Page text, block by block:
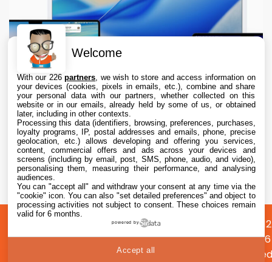
macOS 26.6.1 est disponible, avec macOS
15.7.9 et macOS 14.8.9
6 Aug. 2026 • 19:55
propos
Préférences
cookies
Confidentialité
©
2026
Welcome
With our 226partners , we wish to store and access information on
your devices (cookies, pixels in emails, etc.), combine and share
your personal data with our partners, whether collected on this
website or in our emails, already held by some of us, or obtained
later, including in other contexts.
Processing this data (identifiers, browsing, preferences, purchases,
loyalty programs, IP, postal addresses and emails, phone, precise
geolocation, etc.) allows developing and offering you services,
content, commercial offers and ads across your devices and
screens (including by email, post, SMS, phone, audio, and video),
personalising them, measuring their performance, and analysing
audiences.
You can "accept all" and withdraw your consent at any time via the
"cookie" icon. You can also "set detailed preferences" and object to
processing activities not subject to consent. These choices remain
valid for 6 months.
powered by
Accept all